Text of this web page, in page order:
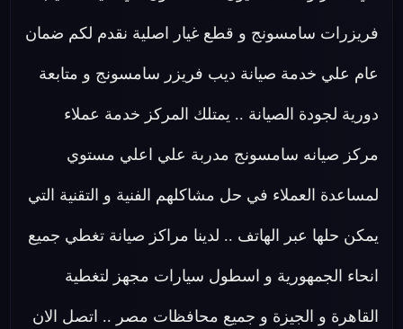
فريزرات سامسونج و قطع غيار اصلية نقدم لكم ضمان
عام علي خدمة صيانة ديب فريزر سامسونج و متابعة
دورية لجودة الصيانة .. يمتلك المركز خدمة عملاء
مركز صيانه سامسونج مدربة علي اعلي مستوي
لمساعدة العملاء في حل مشاكلهم الفنية و التقنية التي
يمكن حلها عبر الهاتف .. لدينا مراكز صيانة تغطي جميع
انحاء الجمهورية و اسطول سيارات مجهز لتغطية
القاهرة و الجيزة و جميع محافظات مصر .. اتصل الان